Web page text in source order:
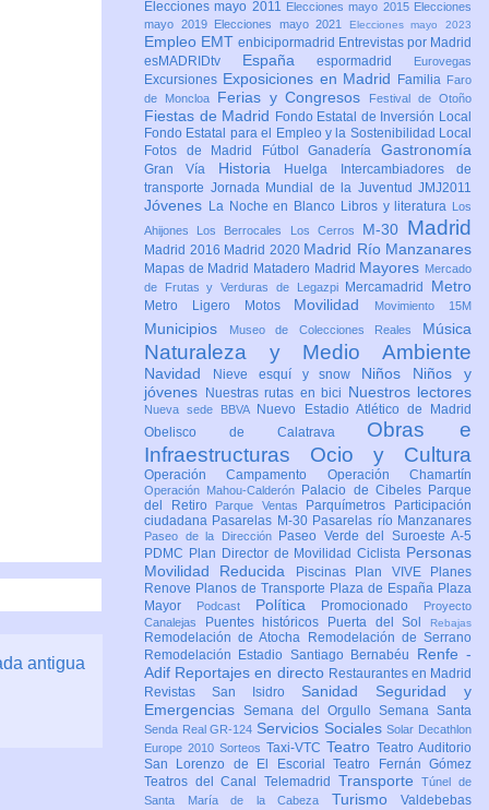
antigua
Elecciones mayo 2011 Elecciones mayo 2015 Elecciones
mayo 2019
Elecciones mayo 2021 Elecciones mayo 2023
Empleo EMT enbicipormadrid Entrevistas por Madrid
esMADRIDtv Españaespormadrid Eurovegas
Excursiones Exposiciones en Madrid Familia Faro
de Moncloa
Ferias y Congresos Festival de Otoño
Fiestas de Madrid Fondo Estatal de Inversión Local
Fondo Estatal para el Empleo y la Sostenibilidad Local
Fotos de Madrid
FútbolGanaderíaGastronomía
Gran Vía Historia Huelga
Intercambiadores de
transporte Jornada Mundial de la Juventud JMJ2011
Jóvenes La Noche en Blanco Libros y literatura
Los
Ahijones
Los Berrocales Los Cerros M-30 Madrid
Madrid 2016 Madrid 2020 Madrid Río Manzanares
Mapas de Madrid Matadero Madrid Mayores Mercado
de Frutas y Verduras de Legazpi
Mercamadrid Metro
Metro Ligero Motos Movilidad Movimiento 15M
Municipios Museo de Colecciones Reales Música
Naturaleza y Medio Ambiente
Navidad Nieve esquí y snow Niños Niños y
jóvenes
Nuestras rutas en bici Nuestros lectores
Nueva sede BBVA
Nuevo Estadio Atlético de Madrid
Obelisco de Calatrava Obras e
Infraestructuras Ocio y Cultura
Operación Campamento Operación Chamartín
Operación Mahou-Calderón Palacio de Cibeles Parque
del Retiro
Parque Ventas Parquímetros
Participación
ciudadana Pasarelas M-30 Pasarelas río Manzanares
Paseo de la Dirección
Paseo Verde del Suroeste A-5
PDMC Plan Director de Movilidad Ciclista Personas
Movilidad Reducida
Piscinas Plan VIVE
Planes
Renove Planos de Transporte Plaza de España Plaza
Mayor
Podcast Política Promocionado
Proyecto
Canalejas
Puentes históricos Puerta del Sol Rebajas
Remodelación de Atocha
Remodelación de Serrano
Remodelación Estadio Santiago Bernabéu Renfe -
Adif Reportajes en directo Restaurantes en Madrid
Revistas San Isidro Sanidad Seguridad y
Emergencias Semana del Orgullo Semana Santa
Senda Real GR-124 Servicios SocialesSolar Decathlon
Europe 2010 Sorteos Taxi-VTC Teatro Teatro Auditorio
San Lorenzo de El EscorialTeatro Fernán Gómez
Teatros del Canal Telemadrid TransporteTúnel de
Santa María de la Cabeza Turismo Valdebebas